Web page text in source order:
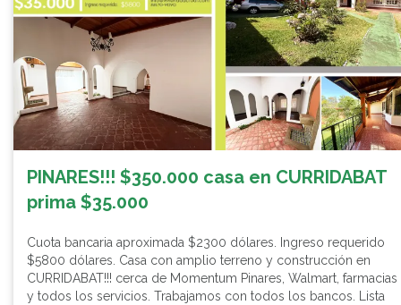
PINARES!!! $350.000 casa en CURRIDABAT
prima $35.000
Cuota bancaria aproximada $2300 dólares. Ingreso requerido
$5800 dólares. Casa con amplio terreno y construcción en
CURRIDABAT!!! cerca de Momentum Pinares, Walmart, farmacias
y todos los servicios. Trabajamos con todos los bancos. Lista